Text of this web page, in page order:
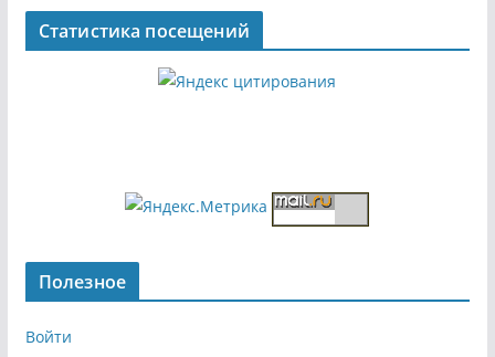
Статистика посещений
Полезное
Войти